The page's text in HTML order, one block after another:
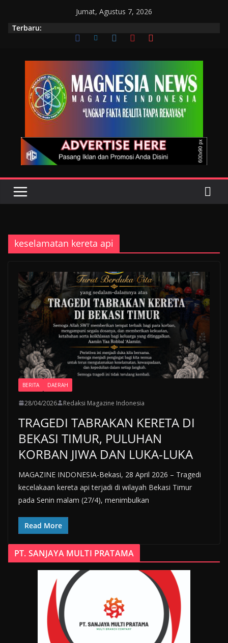
Jumat, Agustus 7, 2026
Terbaru:
keselamatan kereta api
BERITA DAERAH
28/04/2026 Redaksi Magazine Indonesia
TRAGEDI TABRAKAN KERETA DI
BEKASI TIMUR, PULUHAN
KORBAN JIWA DAN LUKA-LUKA
MAGAZINE INDONESIA-Bekasi, 28 April 2026 – Tragedi
kecelakaan kereta api terjadi di wilayah Bekasi Timur
pada Senin malam (27/4), menimbulkan
Read More
PT. SANJAYA MULTI PRATAMA